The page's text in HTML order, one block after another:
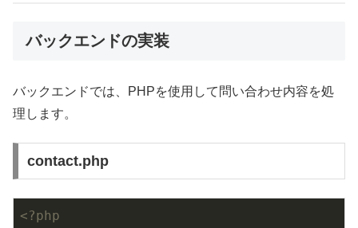
バックエンドの実装
バックエンドでは、PHPを使用して問い合わせ内容を処
理します。
contact.php
<?php